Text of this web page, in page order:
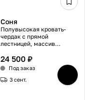
Соня
Полувысокая кровать-
чердак с прямой
лестницей, массив
игровой зоной, ламели,
белая, 80х190 см
24 500 ₽
Под заказ
3 сент.